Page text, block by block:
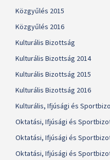
Közgyűlés 2015
Közgyűlés 2016
Kulturális Bizottság
Kulturális Bizottság 2014
Kulturális Bizottság 2015
Kulturális Bizottság 2016
Kulturális, Ifjúsági és
Oktatási, Ifjúsági és
Oktatási, Ifjúsági és
Oktatási, Ifjúsági és